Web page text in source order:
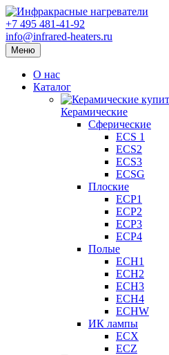
+7 495 481-41-92
info@infrared-heaters.ru
Меню
О нас
Каталог
Керамические
Сферические
ECS 1
ECS2
ECS3
ECSG
Плоские
ECP1
ECP2
ECP3
ECP4
Полые
ECH1
ECH2
ECH3
ECH4
ECHW
ИК лампы
ECX
ECZ